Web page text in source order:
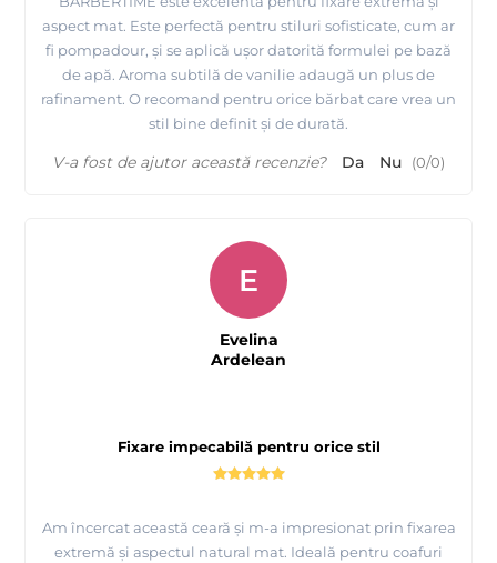
aspect mat. Este perfectă pentru stiluri sofisticate, cum ar
fi pompadour, și se aplică ușor datorită formulei pe bază
de apă. Aroma subtilă de vanilie adaugă un plus de
rafinament. O recomand pentru orice bărbat care vrea un
stil bine definit și de durată.
V-a fost de ajutor această recenzie? Da Nu (0/0)
Fixare impecabilă pentru orice stil
Am încercat această ceară și m-a impresionat prin fixarea
extremă și aspectul natural mat. Ideală pentru coafuri
E
Evelina
Ardelean